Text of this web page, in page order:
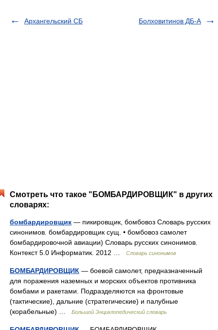
Архангельский СБ Болховитинов ДБ-А
Смотреть что такое "БОМБАРДИРОВЩИК" в других
словарях:
бомбардировщик — пикировщик, бомбовоз Словарь русских
синонимов. бомбардировщик сущ. • бомбовоз самолет
бомбардировочной авиации) Словарь русских синонимов.
Контекст 5.0 Информатик. 2012 …
Словарь синонимов
БОМБАРДИРОВЩИК — боевой самолет, предназначенный
для поражения наземных и морских объектов противника
бомбами и ракетами. Подразделяются на фронтовые
(тактические), дальние (стратегические) и палубные
(корабельные) …
Большой Энциклопедический словарь